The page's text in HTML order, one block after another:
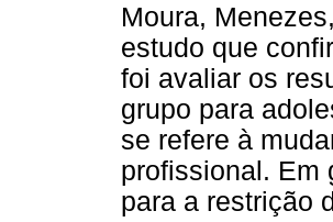
Moura,
estudo que
foi avaliar os
grupo para
se refere à
profissional. Em
para a restrição